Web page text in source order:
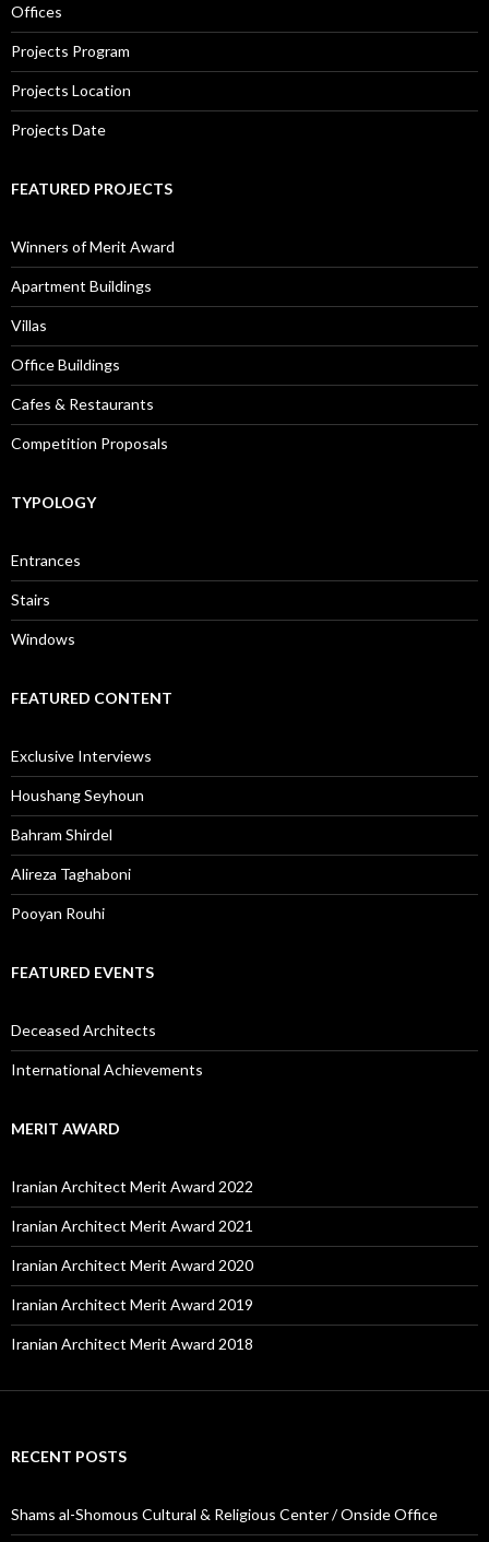
Offices
Projects Program
Projects Location
Projects Date
FEATURED PROJECTS
Winners of Merit Award
Apartment Buildings
Villas
Office Buildings
Cafes & Restaurants
Competition Proposals
TYPOLOGY
Entrances
Stairs
Windows
FEATURED CONTENT
Exclusive Interviews
Houshang Seyhoun
Bahram Shirdel
Alireza Taghaboni
Pooyan Rouhi
FEATURED EVENTS
Deceased Architects
International Achievements
MERIT AWARD
Iranian Architect Merit Award 2022
Iranian Architect Merit Award 2021
Iranian Architect Merit Award 2020
Iranian Architect Merit Award 2019
Iranian Architect Merit Award 2018
RECENT POSTS
Shams al-Shomous Cultural & Religious Center / Onside Office